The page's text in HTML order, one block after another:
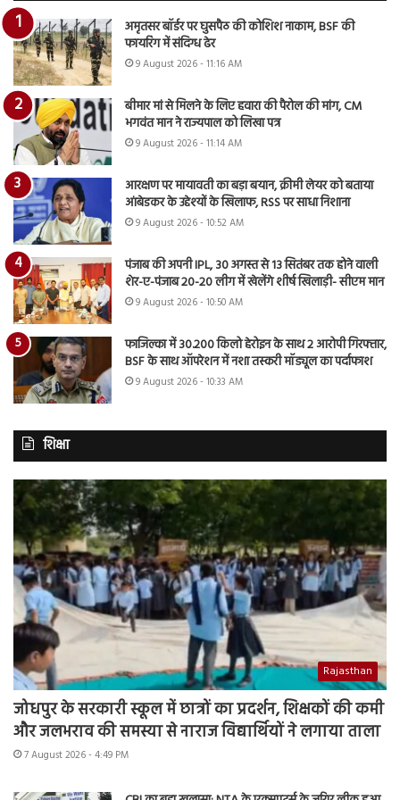
अमृतसर बॉर्डर पर घुसपैठ की कोशिश नाकाम, BSF की
फायरिंग में संदिग्ध ढेर
9 August 2026 - 11:16 AM
बीमार मां से मिलने के लिए हवारा की पैरोल की मांग, CM
भगवंत मान ने राज्यपाल को लिखा पत्र
9 August 2026 - 11:14 AM
आरक्षण पर मायावती का बड़ा बयान, क्रीमी लेयर को बताया
आंबेडकर के उद्देश्यों के खिलाफ, RSS पर साधा निशाना
9 August 2026 - 10:52 AM
पंजाब की अपनी IPL, 30 अगस्त से 13 सितंबर तक होने वाली
शेर-ए-पंजाब 20-20 लीग में खेलेंगे शीर्ष खिलाड़ी- सीएम मान
9 August 2026 - 10:50 AM
फाजिल्का में 30.200 किलो हेरोइन के साथ 2 आरोपी गिरफ्तार,
BSF के साथ ऑपरेशन में नशा तस्करी मॉड्यूल का पर्दाफाश
9 August 2026 - 10:33 AM
शिक्षा
Rajasthan
जोधपुर के सरकारी स्कूल में छात्रों का प्रदर्शन, शिक्षकों की कमी
और जलभराव की समस्या से नाराज विद्यार्थियों ने लगाया ताला
7 August 2026 - 4:49 PM